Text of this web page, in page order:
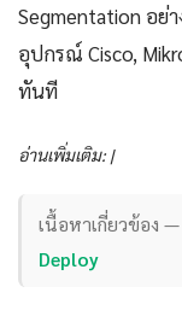
Segmentation อย่
อุปกรณ์ Cisco,
ทันที
อ่านเพิ่มเติม: |
เนื้อหาเกี่ยวข้อง
Deploy